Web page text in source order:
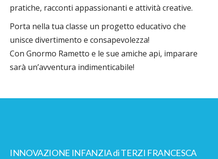
pratiche, racconti appassionanti e attività creative.
Porta nella tua classe un progetto educativo che
unisce divertimento e consapevolezza!
Con Gnormo Rametto e le sue amiche api, imparare
sarà un’avventura indimenticabile!
INNOVAZIONE INFANZIA di TERZI FRANCESCA